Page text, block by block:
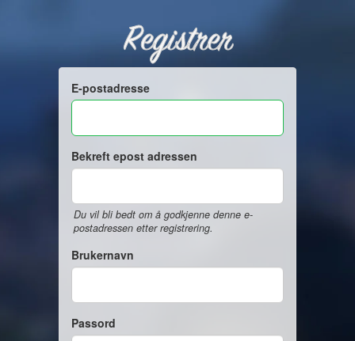
Registrer
E-postadresse
Bekreft epost adressen
Du vil bli bedt om å godkjenne denne e-
postadressen etter registrering.
Brukernavn
Passord